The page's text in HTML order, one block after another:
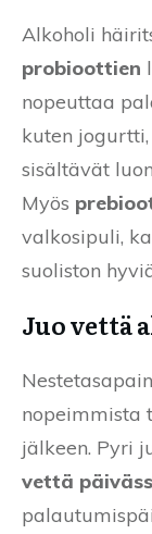
Alkoholi
probioottien
nopeuttaa
kuten
sisältävät
Myös
valkosipuli,
suoliston
Juo vettä
nopeimmista
jälkeen. Pyri
vettä